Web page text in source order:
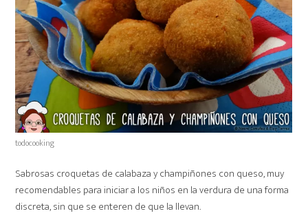
todocooking
Sabrosas croquetas de calabaza y champiñones con queso, muy
recomendables para iniciar a los niños en la verdura de una forma
discreta, sin que se enteren de que la llevan.